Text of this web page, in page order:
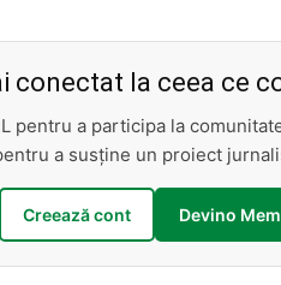
conectat la ceea ce
pentru a participa la
a susține un proiect
Creează cont Devino